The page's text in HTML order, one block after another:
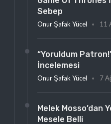
Sebep
Onur Şafak Yücel 11
“Yoruldum
İncelemesi
Onur Şafak Yücel 7
Melek Mosso’dan
Mesele Belli